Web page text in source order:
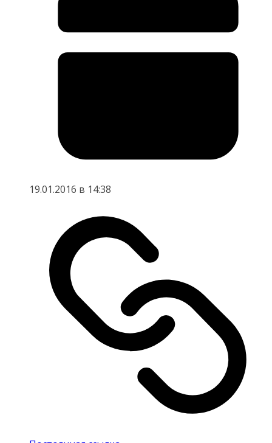
19.01.2016 в 14:38